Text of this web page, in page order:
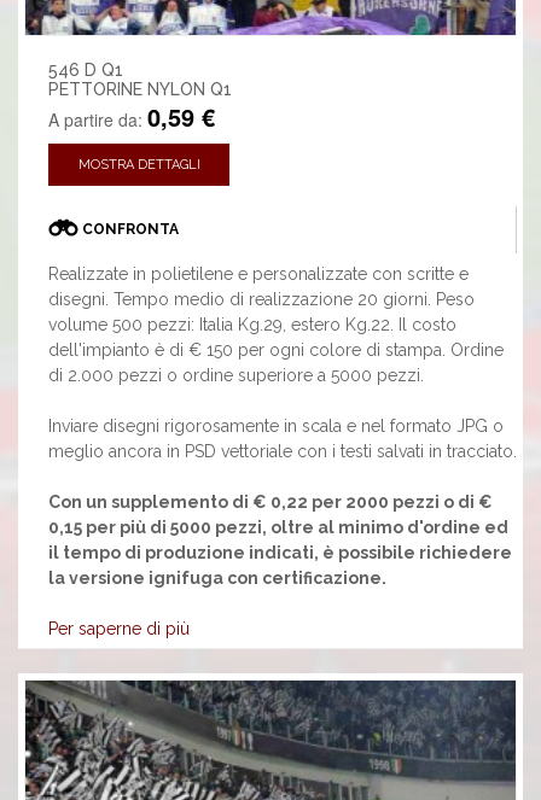
546 D Q1
PETTORINE NYLON Q1
A partire da: 0,59 €
MOSTRA DETTAGLI
CONFRONTA
Realizzate in polietilene e personalizzate con scritte e
disegni. Tempo medio di realizzazione 20 giorni. Peso
volume 500 pezzi: Italia Kg.29, estero Kg.22. Il costo
dell'impianto è di € 150 per ogni colore di stampa. Ordine
di 2.000 pezzi o ordine superiore a 5000 pezzi.
Inviare disegni rigorosamente in scala e nel formato JPG o
meglio ancora in PSD vettoriale con i testi salvati in tracciato.
Con un supplemento di € 0,22 per 2000 pezzi o di €
0,15 per più di 5000 pezzi, oltre al minimo d'ordine ed
il tempo di produzione indicati, è possibile richiedere
la versione ignifuga con certificazione.
Per saperne di più